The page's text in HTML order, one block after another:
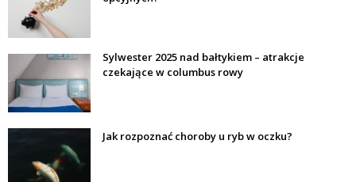
Sylwester 2025 nad bałtykiem – atrakcje
czekające w columbus rowy
Jak rozpoznać choroby u ryb w oczku?